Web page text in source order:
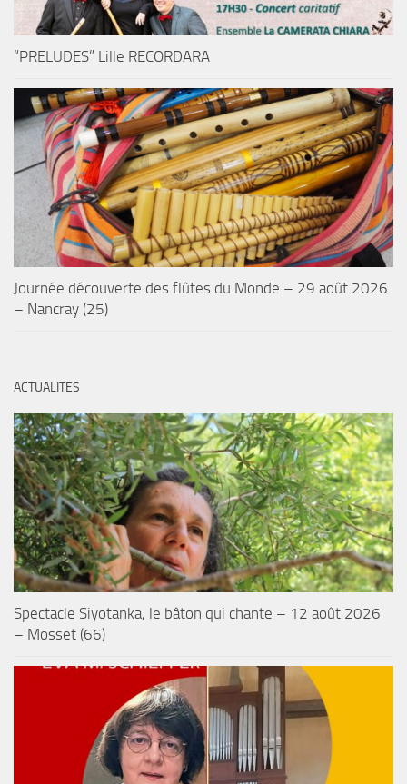
“PRELUDES” Lille RECORDARA
Journée découverte des flûtes du Monde – 29 août 2026
– Nancray (25)
ACTUALITES
Spectacle Siyotanka, le bâton qui chante – 12 août 2026
– Mosset (66)